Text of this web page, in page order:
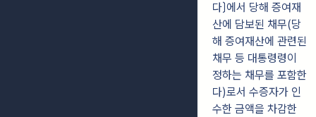
다〕에서 당해 증여재
산에 담보된 채무(당
해 증여재산에 관련된
채무 등 대통령령이
정하는 채무를 포함한
다)로서 수증자가 인
수한 금액을 차감한